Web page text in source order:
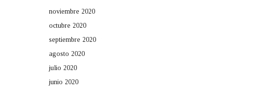
noviembre 2020
octubre 2020
septiembre 2020
agosto 2020
julio 2020
junio 2020